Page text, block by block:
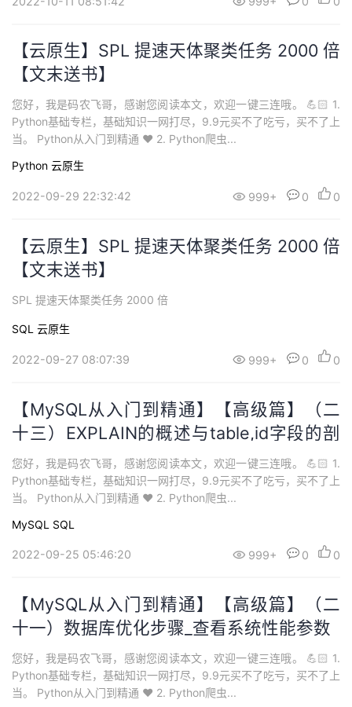
【云原生】SPL 提速天体聚类任务 2000 倍
【文末送书】
您好，我是码农飞哥，感谢您阅读本文，欢迎一键三连哦。 💪🏻 1.
Python基础专栏，基础知识一网打尽，9.9元买不了吃亏，买不了上
当。 Python从入门到精通 ❤️ 2. Python爬虫...
Python 云原生
2022-09-29 22:32:42 999+ 0 0
【云原生】SPL 提速天体聚类任务 2000 倍
【文末送书】
SPL 提速天体聚类任务 2000 倍
SQL 云原生
2022-09-27 08:07:39 999+ 0 0
【MySQL从入门到精通】【高级篇】（二
十三）EXPLAIN的概述与table,id字段的剖
析
您好，我是码农飞哥，感谢您阅读本文，欢迎一键三连哦。 💪🏻 1.
Python基础专栏，基础知识一网打尽，9.9元买不了吃亏，买不了上
当。 Python从入门到精通 ❤️ 2. Python爬虫...
MySQL SQL
2022-09-25 05:46:20 999+ 0 0
【MySQL从入门到精通】【高级篇】（二
十一）数据库优化步骤_查看系统性能参数
您好，我是码农飞哥，感谢您阅读本文，欢迎一键三连哦。 💪🏻 1.
Python基础专栏，基础知识一网打尽，9.9元买不了吃亏，买不了上
当。 Python从入门到精通 ❤️ 2. Python爬虫...